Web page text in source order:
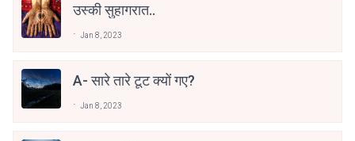
उस्की सुहागरात..
Jan 8, 2023
A- सारे तारे टूट क्यों गए?
Jan 8, 2023